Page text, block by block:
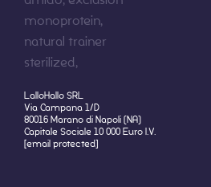
LalloHallo SRL
Via Campana 1/D
80016 Marano di Napoli (NA)
Capitale Sociale 10 000 Euro I.V.
[email protected]